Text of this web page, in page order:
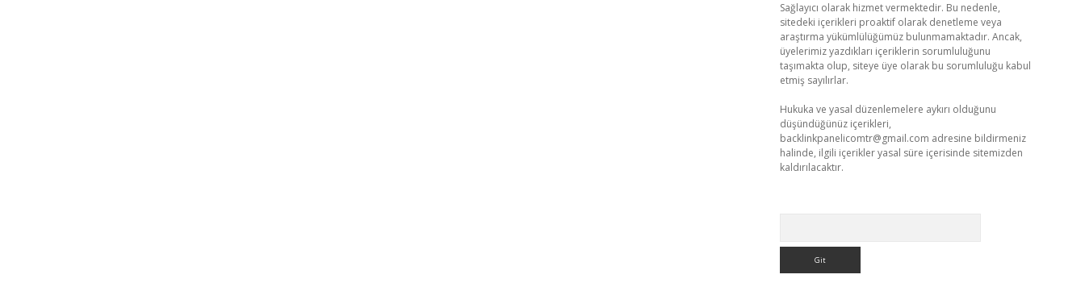
Sağlayıcı olarak hizmet vermektedir. Bu nedenle,
sitedeki içerikleri proaktif olarak denetleme veya
araştırma yükümlülüğümüz bulunmamaktadır. Ancak,
üyelerimiz yazdıkları içeriklerin sorumluluğunu
taşımakta olup, siteye üye olarak bu sorumluluğu kabul
etmiş sayılırlar.
Hukuka ve yasal düzenlemelere aykırı olduğunu
düşündüğünüz içerikleri,
backlinkpanelicomtr@gmail.com adresine bildirmeniz
halinde, ilgili içerikler yasal süre içerisinde sitemizden
kaldırılacaktır.